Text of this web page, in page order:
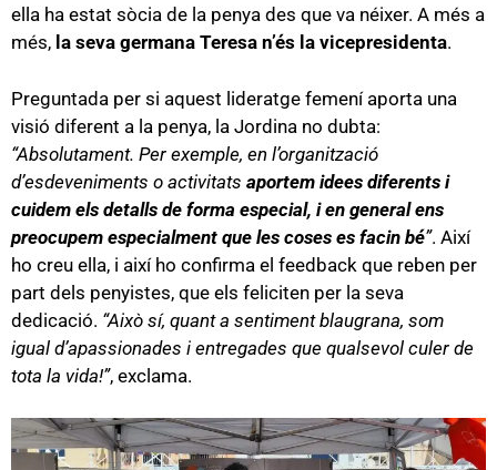
ella ha estat sòcia de la penya des que va néixer. A més a
més, la seva germana Teresa n’és la vicepresidenta.
Preguntada per si aquest lideratge femení aporta una
visió diferent a la penya, la Jordina no dubta:
“Absolutament. Per exemple, en l’organització
d’esdeveniments o activitats aportem idees diferents i
cuidem els detalls de forma especial, i en general ens
preocupem especialment que les coses es facin bé”. Així
ho creu ella, i així ho confirma el feedback que reben per
part dels penyistes, que els feliciten per la seva
dedicació. “Això sí, quant a sentiment blaugrana, som
igual d’apassionades i entregades que qualsevol culer de
tota la vida!”, exclama.